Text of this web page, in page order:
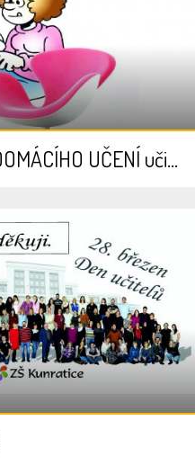
DESATERO pro vedení DOMÁCÍHO UČENÍ učiteli